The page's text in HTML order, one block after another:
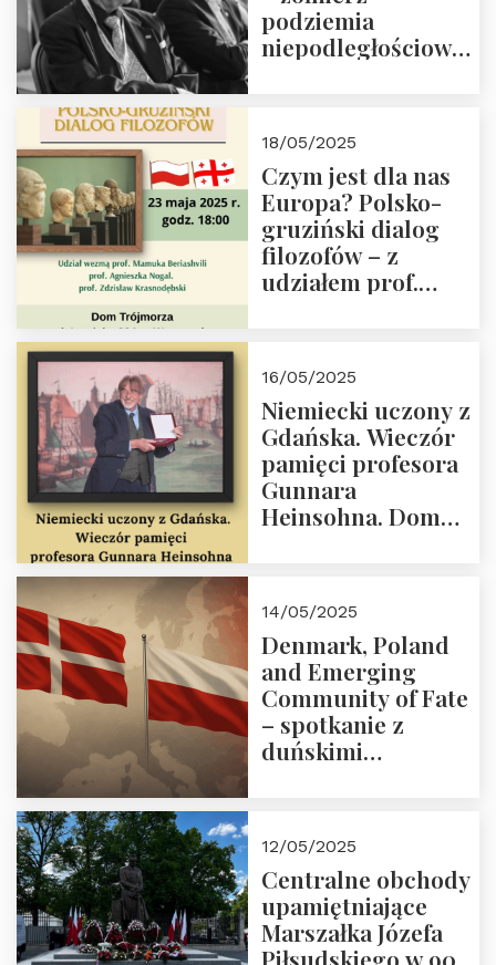
podziemia
niepodległościowego
społeczny, członek
Kapituły Nagrody
im. Prezydenta
Lecha
Kaczyńskiego.
Wielki autorytet.
18/05/2025
Czym jest dla nas
Europa? Polsko-
gruziński dialog
filozofów – z
udziałem prof.
Dom Trójmorza 23
maja 2025 r. godz.
18:00.
16/05/2025
Niemiecki uczony z
Gdańska. Wieczór
pamięci profesora
Gunnara
Heinsohna. Dom
14/05/2025
Denmark, Poland
and Emerging
Community of Fate
– spotkanie z
duńskimi
12/05/2025
Centralne obchody
upamiętniające
Marszałka Józefa
Piłsudskiego w 90.